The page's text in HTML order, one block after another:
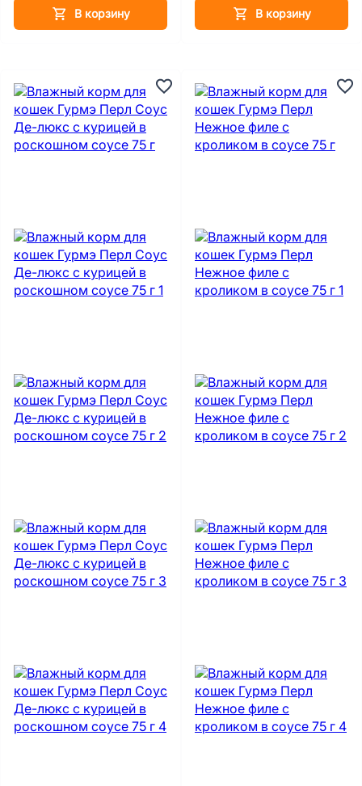
В корзину В корзину